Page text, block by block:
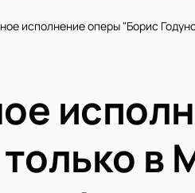
исполнение оперы "Борис
в